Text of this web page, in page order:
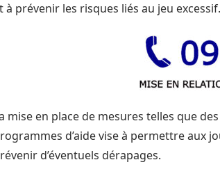
à prévenir les risques liés au jeu excessif.
mise en place de mesures telles que
d’aide vise à permettre aux
d’éventuels dérapages.